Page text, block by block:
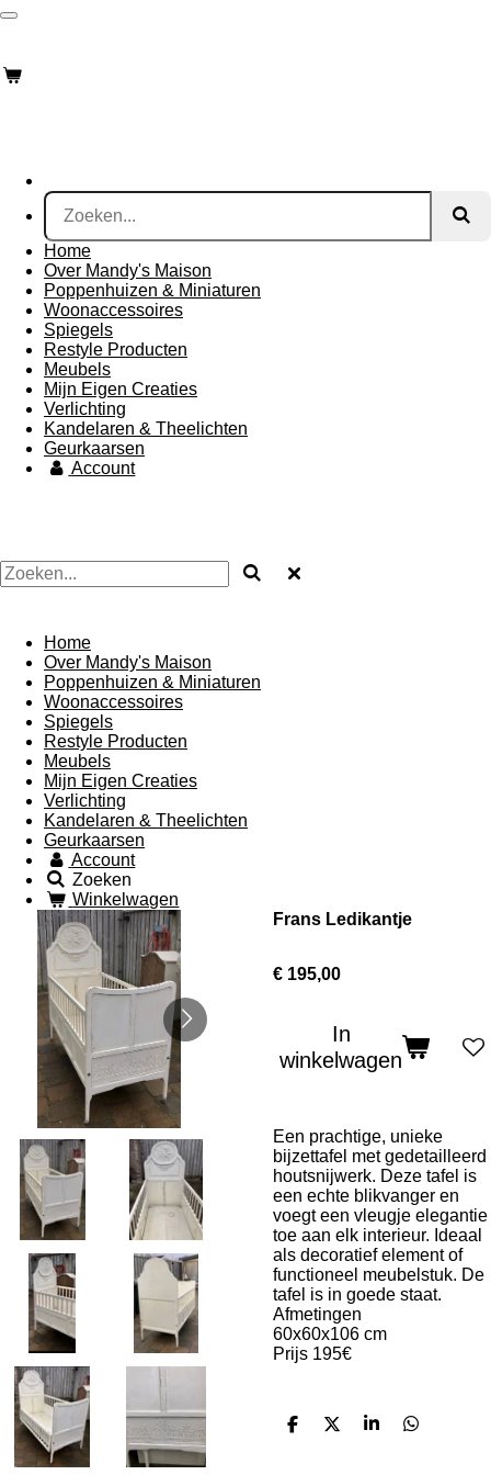
Ga
de
Home
Over Mandy's Maison
Poppenhuizen & Miniaturen
Woonaccessoires
Spiegels
Restyle Producten
Meubels
Mijn Eigen Creaties
Verlichting
Kandelaren & Theelichten
Geurkaarsen
Account
Home
Over Mandy's Maison
Poppenhuizen & Miniaturen
Woonaccessoires
Spiegels
Restyle Producten
Meubels
Mijn Eigen Creaties
Verlichting
Kandelaren & Theelichten
Geurkaarsen
Account
Zoeken
Winkelwagen
Frans Ledikantje
€ 195,00
In
winkelwagen
Een prachtige, unieke
bijzettafel met gedetailleerd
houtsnijwerk. Deze tafel is
een echte blikvanger en
voegt een vleugje elegantie
toe aan elk interieur. Ideaal
als decoratief element of
functioneel meubelstuk. De
tafel is in goede staat.
Afmetingen
60x60x106 cm
Prijs 195€
D
D
S
D